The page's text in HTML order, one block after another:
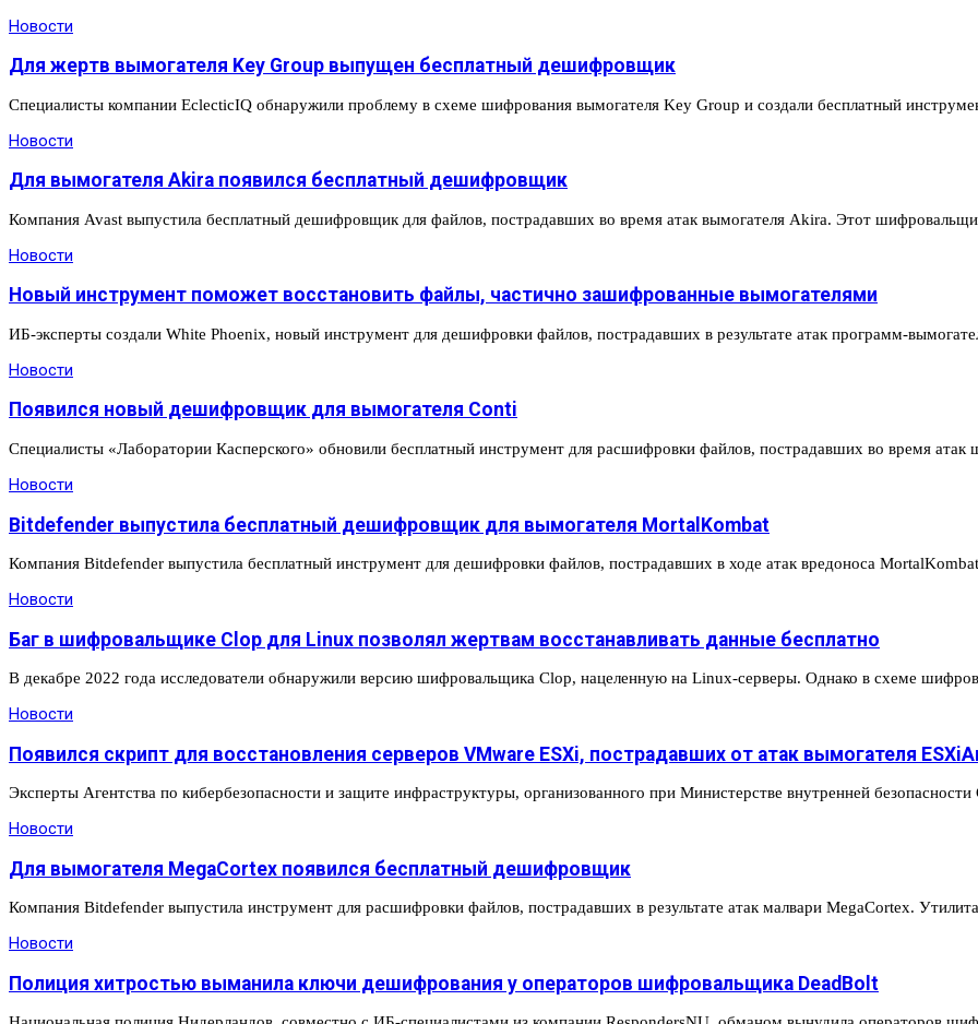
Новости
Для жертв вымогателя Key Group выпущен бесплатный дешифровщик
Специалисты компании EclecticIQ обнаружили проблему в схеме шифрования вымогателя Key Group и создали бесплатный
Новости
Для вымогателя Akira появился бесплатный дешифровщик
Компания Avast выпустила бесплатный дешифровщик для файлов, пострадавших во время атак вымогателя Akira. Этот
Новости
Новый инструмент поможет восстановить файлы, частично зашифрованные вымогателями
ИБ-эксперты создали White Phoenix, новый инструмент для дешифровки файлов, пострадавших в результате атак программ-
Новости
Появился новый дешифровщик для вымогателя Conti
Специалисты «Лаборатории Касперского» обновили бесплатный инструмент для расшифровки файлов, пострадавших во время
Новости
Bitdefender выпустила бесплатный дешифровщик для вымогателя MortalKombat
Компания Bitdefender выпустила бесплатный инструмент для дешифровки файлов, пострадавших в ходе атак вредоноса
Новости
Баг в шифровальщике Clop для Linux позволял жертвам восстанавливать данные бесплатно
В декабре 2022 года исследователи обнаружили версию шифровальщика Clop, нацеленную на Linux-серверы. Однако в схеме
Новости
Появился скрипт для восстановления серверов VMware ESXi, пострадавших от атак вымогателя
Эксперты Агентства по кибербезопасности и защите инфраструктуры, организованного при Министерстве внутренней
Новости
Для вымогателя MegaCortex появился бесплатный дешифровщик
Компания Bitdefender выпустила инструмент для расшифровки файлов, пострадавших в результате атак малвари MegaCortex.
Новости
Полиция хитростью выманила ключи дешифрования у операторов шифровальщика DeadBolt